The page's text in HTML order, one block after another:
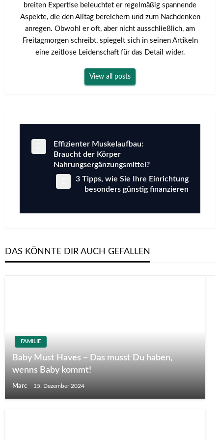
breiten Expertise beleuchtet er regelmäßig spannende
Aspekte, die den Alltag bereichern und zum Nachdenken
anregen. Obwohl er oft, aber nicht ausschließlich, am
Freitagmorgen schreibt, spiegelt sich in seinen Artikeln
eine zeitlose Leidenschaft für das Detail wider.
View all posts
Beitragsnavigation
Previous
Post
Effizienter Muskelaufbau:
Braucht der Körper
Nahrungsergänzungsmittel?
3 Tipps, wie Sie Ihre Einrichtung
besonders günstig finanzieren
DAS KÖNNTE DIR AUCH GEFALLEN
FAMILIE
Baby Must Haves – Das musst Du haben,
wenns Baby kommt!
Marc 15. Dezember 2024